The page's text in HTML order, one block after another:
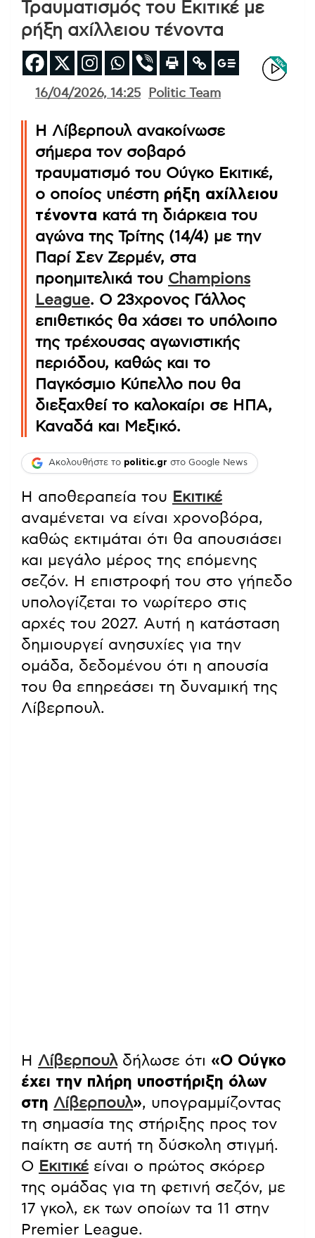
Τραυματισμός του Εκιτικέ με
ρήξη αχίλλειου τένοντα
16/04/2026, 14:25 Politic Team
Η Λίβερπουλ ανακοίνωσε
σήμερα τον σοβαρό
τραυματισμό του Ούγκο Εκιτικέ,
ο οποίος υπέστη ρήξη αχίλλειου
τένοντα κατά τη διάρκεια του
αγώνα της Τρίτης (14/4) με την
Παρί Σεν Ζερμέν, στα
προημιτελικά του Champions
League. Ο 23χρονος Γάλλος
επιθετικός θα χάσει το υπόλοιπο
της τρέχουσας αγωνιστικής
περιόδου, καθώς και το
Παγκόσμιο Κύπελλο που θα
διεξαχθεί το καλοκαίρι σε ΗΠΑ,
Καναδά και Μεξικό.
Ακολουθήστε το politic.gr στο Google News
Η αποθεραπεία του Εκιτικέ
αναμένεται να είναι χρονοβόρα,
καθώς εκτιμάται ότι θα απουσιάσει
και μεγάλο μέρος της επόμενης
σεζόν. Η επιστροφή του στο γήπεδο
υπολογίζεται το νωρίτερο στις
αρχές του 2027. Αυτή η κατάσταση
δημιουργεί ανησυχίες για την
ομάδα, δεδομένου ότι η απουσία
του θα επηρεάσει τη δυναμική της
Λίβερπουλ.
Η Λίβερπουλδήλωσε ότι «Ο Ούγκο
έχει την πλήρη υποστήριξη όλων
στη Λίβερπουλ», υπογραμμίζοντας
τη σημασία της στήριξης προς τον
παίκτη σε αυτή τη δύσκολη στιγμή.
Ο Εκιτικέείναι ο πρώτος σκόρερ
της ομάδας για τη φετινή σεζόν, με
17 γκολ, εκ των οποίων τα 11 στην
Premier League.